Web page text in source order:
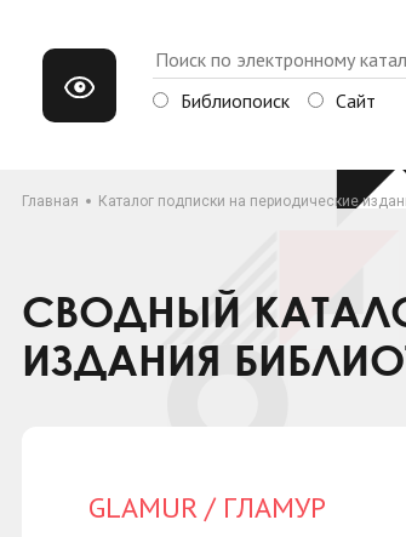
Библиопоиск Сайт
Главная Каталог подписки на периодические
СВОДНЫЙ
ИЗДАНИЯ
GLAMUR / ГЛАМУР